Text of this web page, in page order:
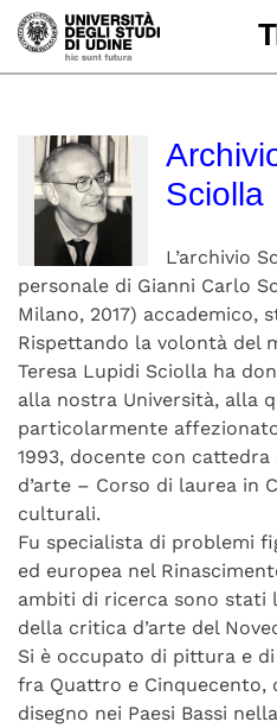
Sciolla
L’archivio
personale di Gianni Carlo
Milano, 2017) accademico,
Rispettando la volontà del
Teresa Lupidi Sciolla ha
alla nostra Università, alla
particolarmente
1993, docente con
d’arte – Corso di laurea in
culturali.
Fu specialista di problemi
ed europea nel
ambiti di ricerca sono stati
della critica d’arte del
Si è occupato di pittura e
fra Quattro e Cinquecento,
disegno nei Paesi Bassi